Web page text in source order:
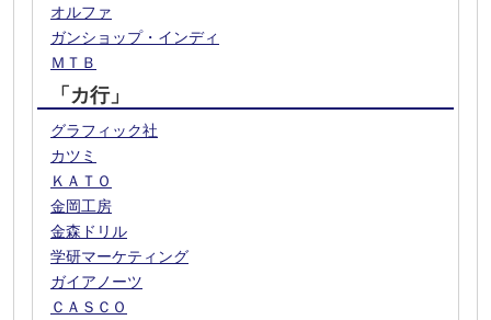
オルファ
ガンショップ・インディ
ＭＴＢ
「カ行」
グラフィック社
カツミ
ＫＡＴＯ
金岡工房
金森ドリル
学研マーケティング
ガイアノーツ
ＣＡＳＣＯ